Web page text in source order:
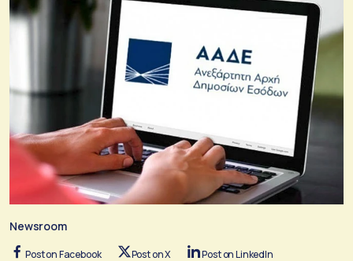
Newsroom
Post on Facebook Post on X Post on LinkedIn